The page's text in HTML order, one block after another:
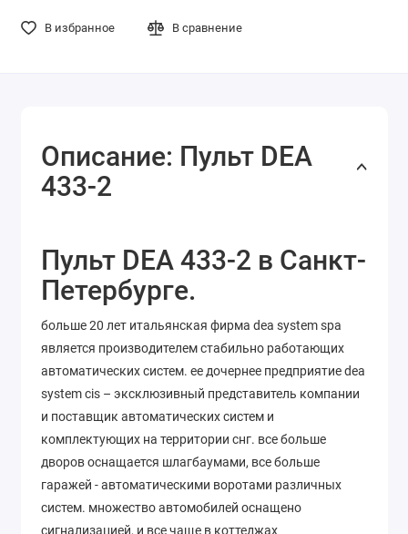
В избранное В сравнение
Описание: Пульт DEA
433-2
Пульт DEA 433-2 в Санкт-
Петербурге.
больше 20 лет итальянская фирма dea system spa
является производителем стабильно работающих
автоматических систем. ее дочернее предприятие dea
system cis – эксклюзивный представитель компании
и поставщик автоматических систем и
комплектующих на территории снг. все больше
дворов оснащается шлагбаумами, все больше
гаражей - автоматическими воротами различных
систем. множество автомобилей оснащено
сигнализацией, и все чаще в коттеджах